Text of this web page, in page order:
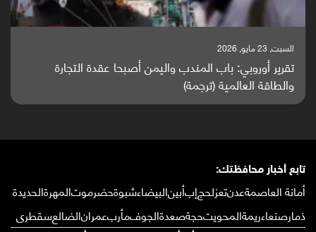
السبت, 23 مايو, 2026
تقرير أوروبي: باب المندب واليمن أصبحا عقدة التجارة
والطاقة العالمية (ترجمة)
تابع أخبار محافظتك:
أمانة العاصمةعدنتعزلحجإبأبينالبيضاءشبوةحضرموتالمهرةالحديدة
ذمارصنعاءريمةالمحويتحجةصعدةالجوفمأربعمرانالضالعسقطرى